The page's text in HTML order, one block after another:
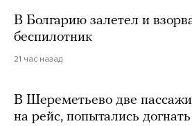
В Болгарию залетел и
беспилотник
21 час назад
В Шереметьево две
на рейс, попытались